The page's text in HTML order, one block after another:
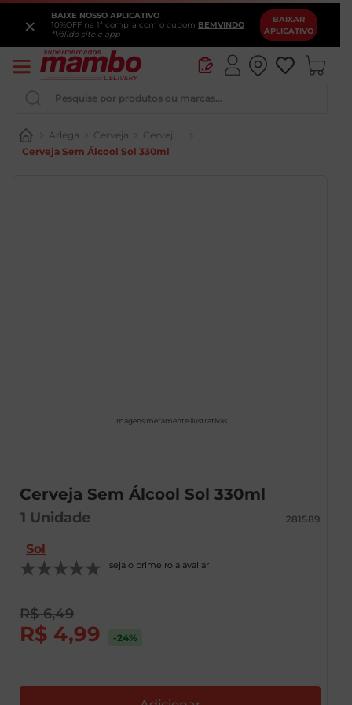
BAIXE NOSSO APLICATIVO
10%OFF na 1ª compra com o cupom BEMVINDO
*Válido site e app
BAIXAR
APLICATIVO
×
Pesquise por produtos ou marcas...
Adega Cerveja
Cerveja Sem Álcool/Glúten
Cerveja Sem Álcool Sol 330ml
Imagens meramente ilustrativas
Cerveja Sem Álcool Sol 330ml
1 Unidade 281589
Sol
seja o primeiro a avaliar
R$ 6,49
R$ 4,99 -24%
Iogurte